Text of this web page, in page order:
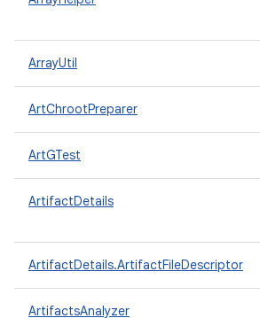
ArrayUtil
ArtChrootPreparer
ArtGTest
ArtifactDetails
ArtifactDetails.ArtifactFileDescriptor
ArtifactsAnalyzer